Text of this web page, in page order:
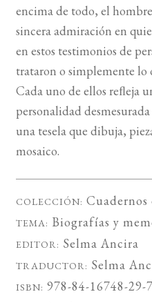
encima de todo, el
sincera admiración en
en estos testimonios de
trataron o simplemente lo
Cada uno de ellos reﬂeja
personalidad
una tesela que dibuja,
mosaico.
COLECCIÓN:
TEMA: Biografías y
EDITOR: Selma Ancira
TRADUCTOR: Selma
ISBN: 978-84-16748-29-7